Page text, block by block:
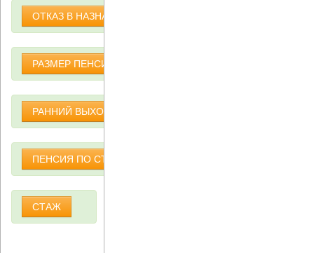
ОТКАЗ В НАЗНАЧЕНИИ ПЕНСИИ
РАЗМЕР ПЕНСИИ
РАННИЙ ВЫХОД НА ПЕНСИЮ
ПЕНСИЯ ПО СТАРОСТИ
СТАЖ